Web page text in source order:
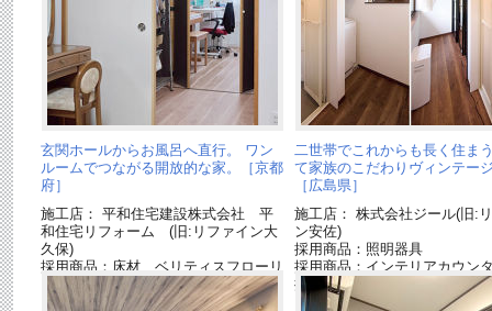
玄関ホールからお風呂へ直行。 ワン
ルームでつながる開放的な家。［京都
府］
施工店： 平和住宅建設株式会社 平
和住宅リフォーム (旧:リファイン大
久保)
採用商品：床材 ベリティスフローリ
ングダブルコート
二世帯でこれからも長く住ま
て家族のこだわりヴィンテー
［広島県］
施工店： 株式会社ジール(旧:
ン安佐)
採用商品：照明器具
採用商品：インテリアカウン
採用商品：床材ベリティスフ
グトリプルコート